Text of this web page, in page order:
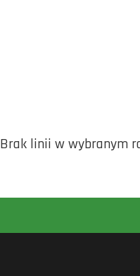
Brak linii w wybranym